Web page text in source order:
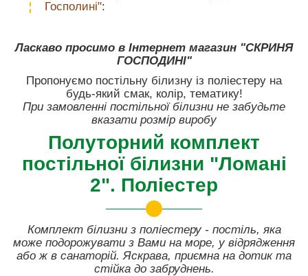
Госполині":
Ласкаво просимо в Інтернет магазин "СКРИНЯ
ГОСПОДИНІ"
Пропонуємо постільну білизну із поліестеру на
будь-який смак, колір, тематику!
При замовленні постільної білизни не забудьте
вказати розмір виробу
Полуторний комплект
постільної білизни "Ломані
2". Поліестер
Комплект білизни з поліестеру - постіль, яка
може подорожувати з Вами на море, у відрядження
або ж в санаторій. Яскрава, приємна на дотик та
стійка до забруднень.